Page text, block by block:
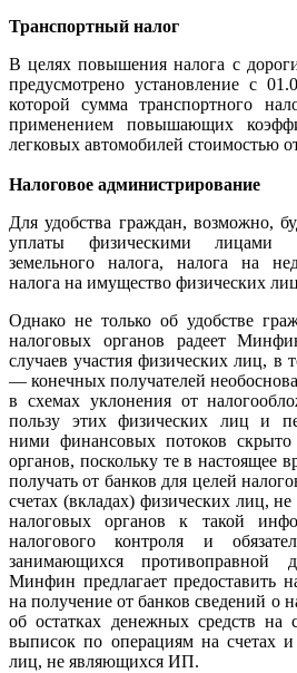
Транспортный налог
В целях повышения налога с
предусмотрено установление с
которой сумма транспортного
применением повышающих
легковых автомобилей стоимостью
Налоговое администрирование
Для удобства граждан, возможно,
уплаты физическими лицами
земельного налога, налога на
налога на имущество физических
Однако не только об удобстве
налоговых органов радеет
случаев участия физических лиц, в
— конечных получателей
в схемах уклонения от
пользу этих физических лиц и
ними финансовых потоков скрыто
органов, поскольку те в настоящее
получать от банков для целей
счетах (вкладах) физических лиц,
налоговых органов к такой
налогового контроля и
занимающихся противоправной
Минфин предлагает предоставить
на получение от банков сведений о
об остатках денежных средств на
выписок по операциям на счетах
лиц, не являющихся ИП.